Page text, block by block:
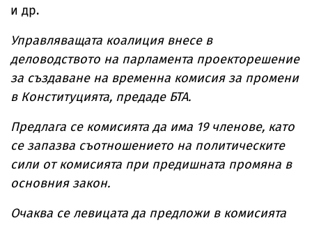
и др.
Управляващата коалиция внесе в
деловодството на парламента проекторешение
за създаване на временна комисия за промени
в Конституцията, предаде БТА.
Предлага се комисията да има 19 членове, като
се запазва съотношението на политическите
сили от комисията при предишната промяна в
основния закон.
Очаква се левицата да предложи в комисията